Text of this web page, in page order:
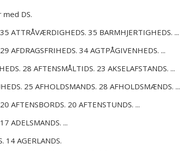
DS.
ATTRÅVÆRDIGHEDS. 35 BARMHJERTIGHEDS. ...
AFDRAGSFRIHEDS. 34 AGTPÅGIVENHEDS. ...
28 AFTENSMÅLTIDS. 23 AKSELAFSTANDS. ...
25 AFHOLDSMANDS. 28 AFHOLDSMÆNDS. ...
AFTENSBORDS. 20 AFTENSTUNDS. ...
ADELSMANDS. ...
14 AGERLANDS.